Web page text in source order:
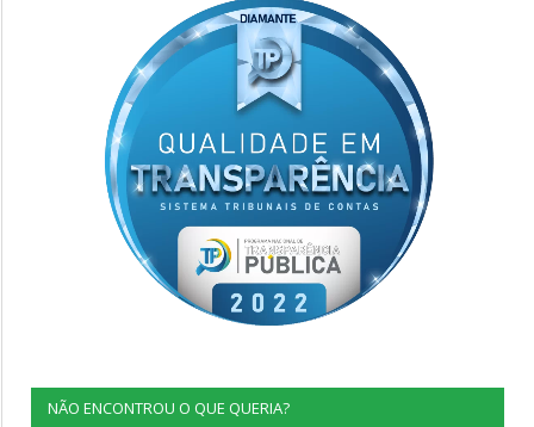
NÃO ENCONTROU O QUE QUERIA?